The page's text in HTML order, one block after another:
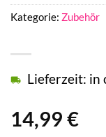
14,99 €
Lieferzeit: in
Kategorie: Zubehör